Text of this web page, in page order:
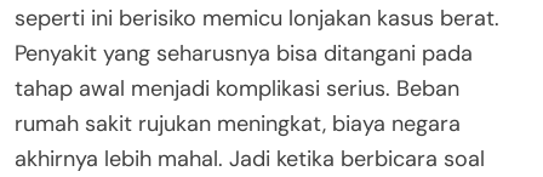
seperti ini berisiko memicu lonjakan kasus berat.
Penyakit yang seharusnya bisa ditangani pada
tahap awal menjadi komplikasi serius. Beban
rumah sakit rujukan meningkat, biaya negara
akhirnya lebih mahal. Jadi ketika berbicara soal